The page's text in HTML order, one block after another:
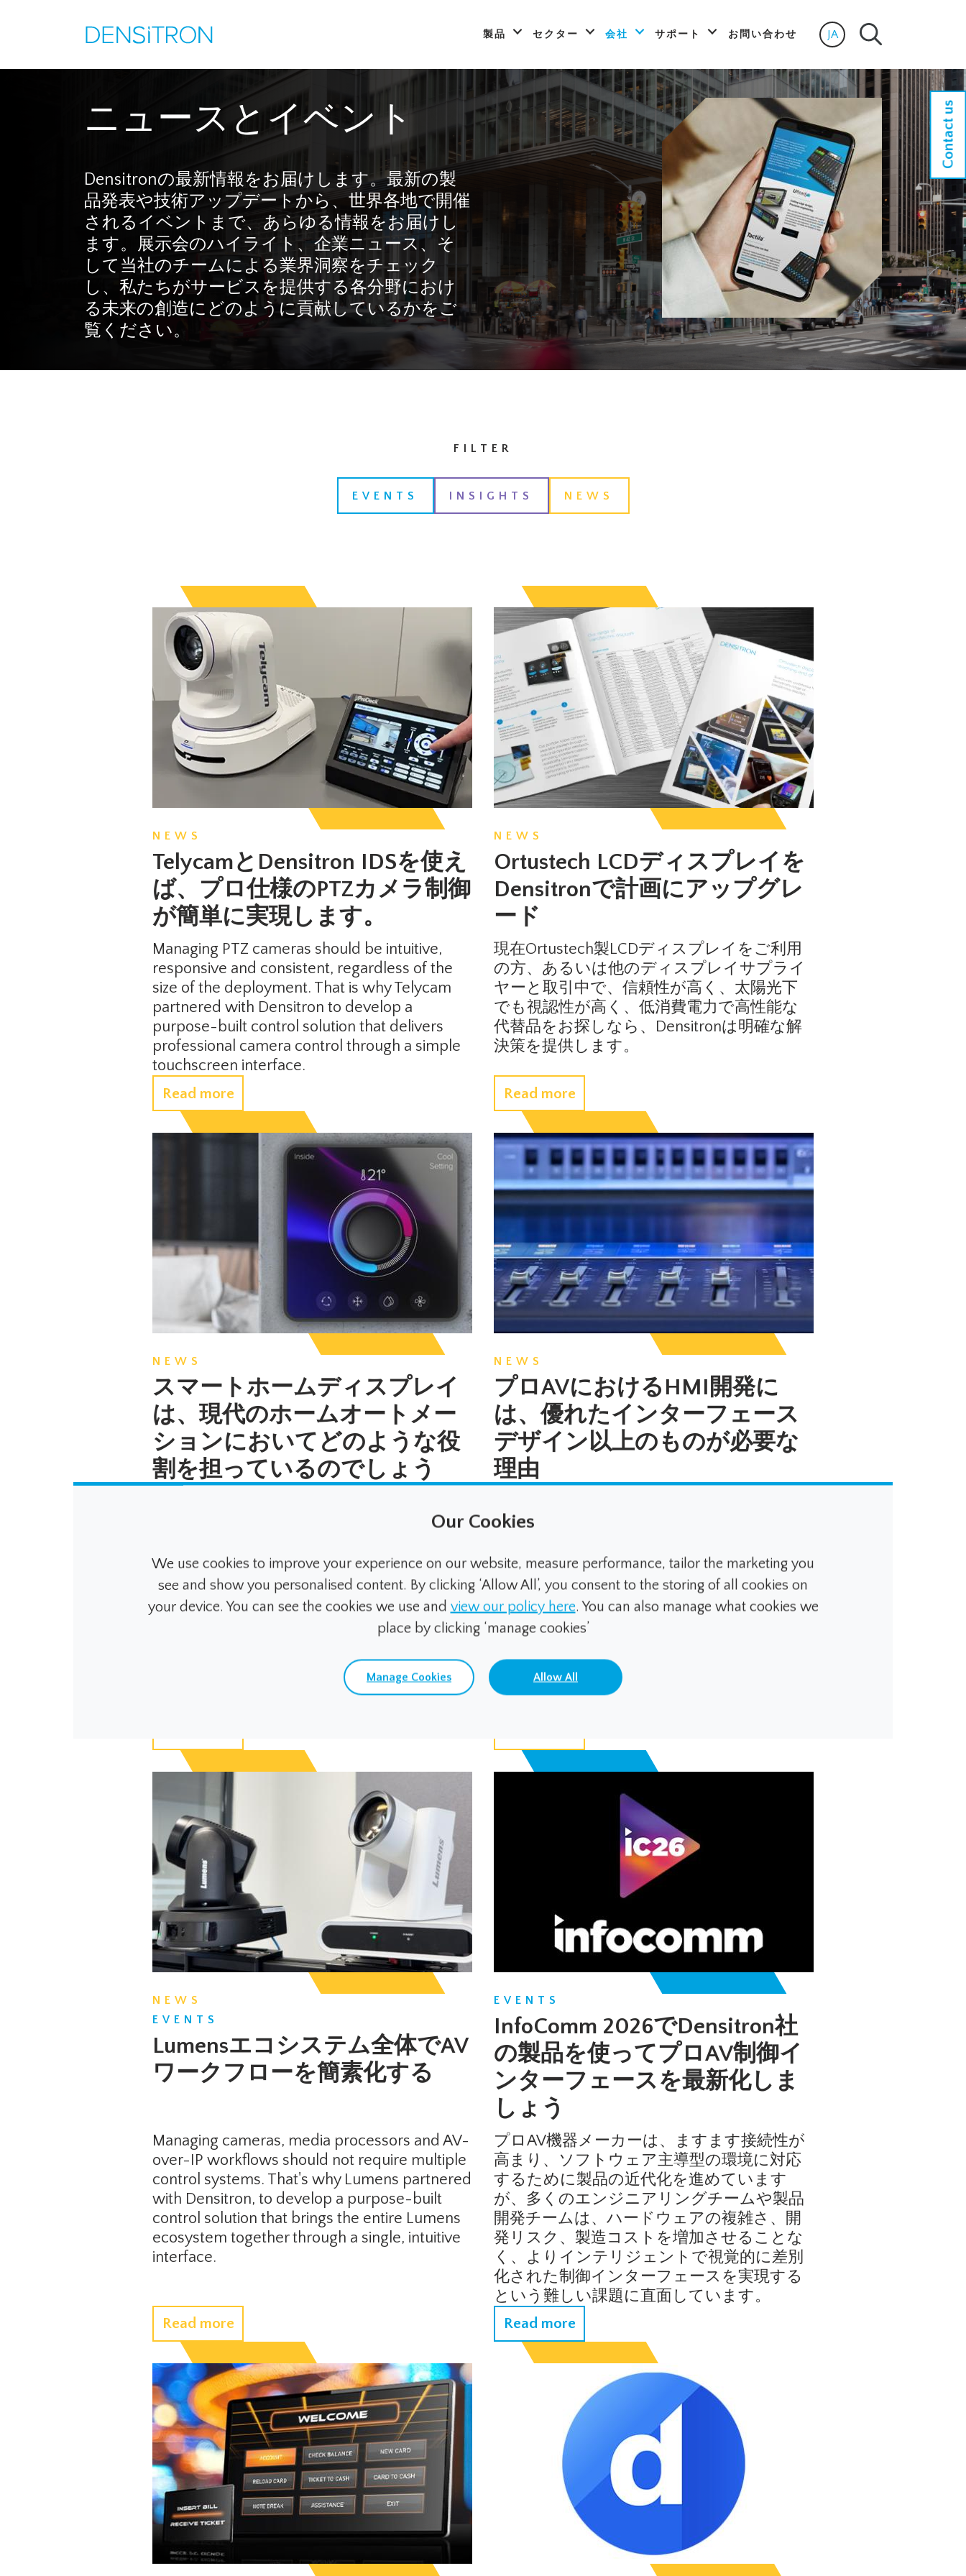
JA
Select language
製品 セクター 会社 サポート お問い合わせ
ニュースとイベント
Densitronの最新情報をお届けします。最新の製
品発表や技術アップデートから、世界各地で開催
されるイベントまで、あらゆる情報をお届けし
ます。展示会のハイライト、企業ニュース、そ
して当社のチームによる業界洞察をチェック
し、私たちがサービスを提供する各分野におけ
る未来の創造にどのように貢献しているかをご
覧ください。
FILTER
EVENTS INSIGHTS NEWS
NEWS
TelycamとDensitron IDSを使え
ば、プロ仕様のPTZカメラ制御
が簡単に実現します。
Managing PTZ cameras should be intuitive,
responsive and consistent, regardless of the
size of the deployment. That is why Telycam
partnered with Densitron to develop a
purpose-built control solution that delivers
professional camera control through a simple
touchscreen interface.
Read more
NEWS
Ortustech LCDディスプレイを
Densitronで計画にアップグレ
ード
現在Ortustech製LCDディスプレイをご利用
の方、あるいは他のディスプレイサプライ
ヤーと取引中で、信頼性が高く、太陽光下
でも視認性が高く、低消費電力で高性能な
代替品をお探しなら、Densitronは明確な解
決策を提供します。
Read more
NEWS
スマートホームディスプレイ
は、現代のホームオートメー
ションにおいてどのような役
割を担っているのでしょう
スマートホームディスプレイは、照明、空
ント、エネルギー管理システムを制御する
ための主要なインターフェースになりつつ
あります。ホームオートメーションが高度
化するにつれ、ディスプレイ技術、タッチ
的なユーザーエクスペリエンスを実現する
上でますます重要な役割を担うようになっ
NEWS
プロAVにおけるHMI開発に
は、優れたインターフェース
デザイン以上のものが必要な
理由
プロAV機器（アンプ、DSPコントローラ
ス、オペレーターコンソールなど）の新し
い制御インターフェースを開発する場合、
ユーザーが見るものに焦点を当てがちで
す。
NEWS
EVENTS
Lumensエコシステム全体でAV
ワークフローを簡素化する
Managing cameras, media processors and AV-
over-IP workflows should not require multiple
control systems. That's why Lumens partnered
with Densitron, to develop a purpose-built
control solution that brings the entire Lumens
ecosystem together through a single, intuitive
interface.
Read more
EVENTS
InfoComm 2026でDensitron社
の製品を使ってプロAV制御イ
ンターフェースを最新化しま
しょう
プロAV機器メーカーは、ますます接続性が
高まり、ソフトウェア主導型の環境に対応
するために製品の近代化を進めています
が、多くのエンジニアリングチームや製品
開発チームは、ハードウェアの複雑さ、開
発リスク、製造コストを増加させることな
く、よりインテリジェントで視覚的に差別
化された制御インターフェースを実現する
という難しい課題に直面しています。
Read more
Our Cookies
We use cookies to improve your experience on our website, measure performance, tailor the marketing you
see and show you personalised content. By clicking ‘Allow All’, you consent to the storing of all cookies on
your device. You can see the cookies we use and view our policy here. You can also manage what cookies we
place by clicking ‘manage cookies’
Manage Cookies Allow All
Contact us